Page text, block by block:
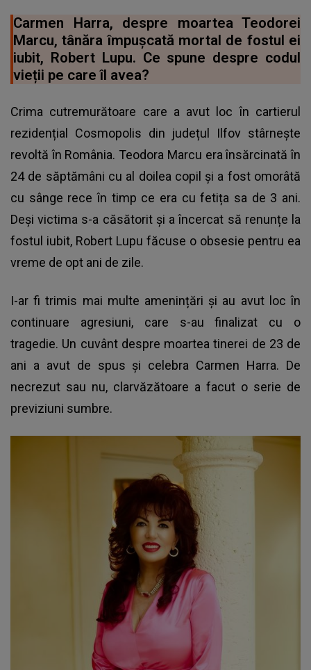
Carmen Harra, despre moartea Teodorei
Marcu, tânăra împușcată mortal de fostul ei
iubit, Robert Lupu. Ce spune despre codul
vieții pe care îl avea?
Crima cutremurătoare care a avut loc în cartierul
rezidențial Cosmopolis din județul Ilfov stârnește
revoltă în România. Teodora Marcu era însărcinată în
24 de săptămâni cu al doilea copil și a fost omorâtă
cu sânge rece în timp ce era cu fetița sa de 3 ani.
Deși victima s-a căsătorit și a încercat să renunțe la
fostul iubit, Robert Lupu făcuse o obsesie pentru ea
vreme de opt ani de zile.
I-ar fi trimis mai multe amenințări și au avut loc în
continuare agresiuni, care s-au finalizat cu o
tragedie. Un cuvânt despre moartea tinerei de 23 de
ani a avut de spus și celebra Carmen Harra. De
necrezut sau nu, clarvăzătoare a facut o serie de
previziuni sumbre.